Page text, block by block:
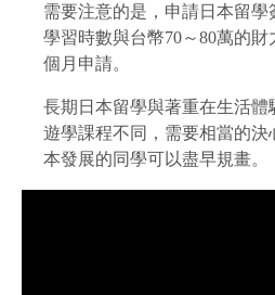
需要注意的是，申請日本留學
學習時數與台幣70～80萬的
個月申請。
長期日本留學與著重在生活體
遊學課程不同，需要相當的決
本發展的同學可以盡早規畫。